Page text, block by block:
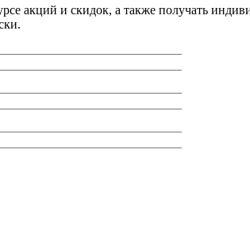
акций и скидок, а также получать